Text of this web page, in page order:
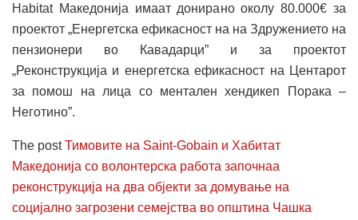
Habitat Македонија имаат донирано околу 80.000€ за
проектот „Енергетска ефикасност на на Здружението на
пензионери во Кавадарци” и за проектот
„Реконструкција и енергетска ефикасност на Центарот
за помош на лица со ментален хендикеп Порака –
Неготино”.
The postТимовите на Saint-Gobain и Хабитат
Македонија со волонтерска работа започнаа
реконструкција на два објекти за домување на
социјално загрозени семејства во општина Чашка